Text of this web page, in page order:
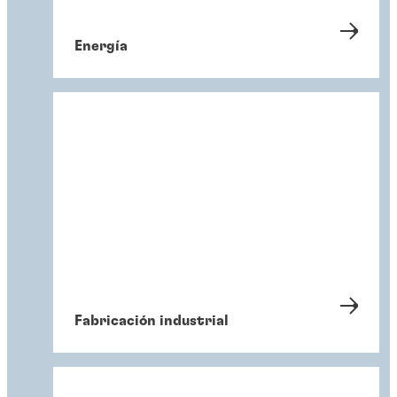
Energía
Fabricación industrial